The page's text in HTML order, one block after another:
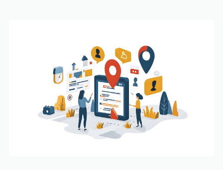
健康経営
心理的安全性
働き方